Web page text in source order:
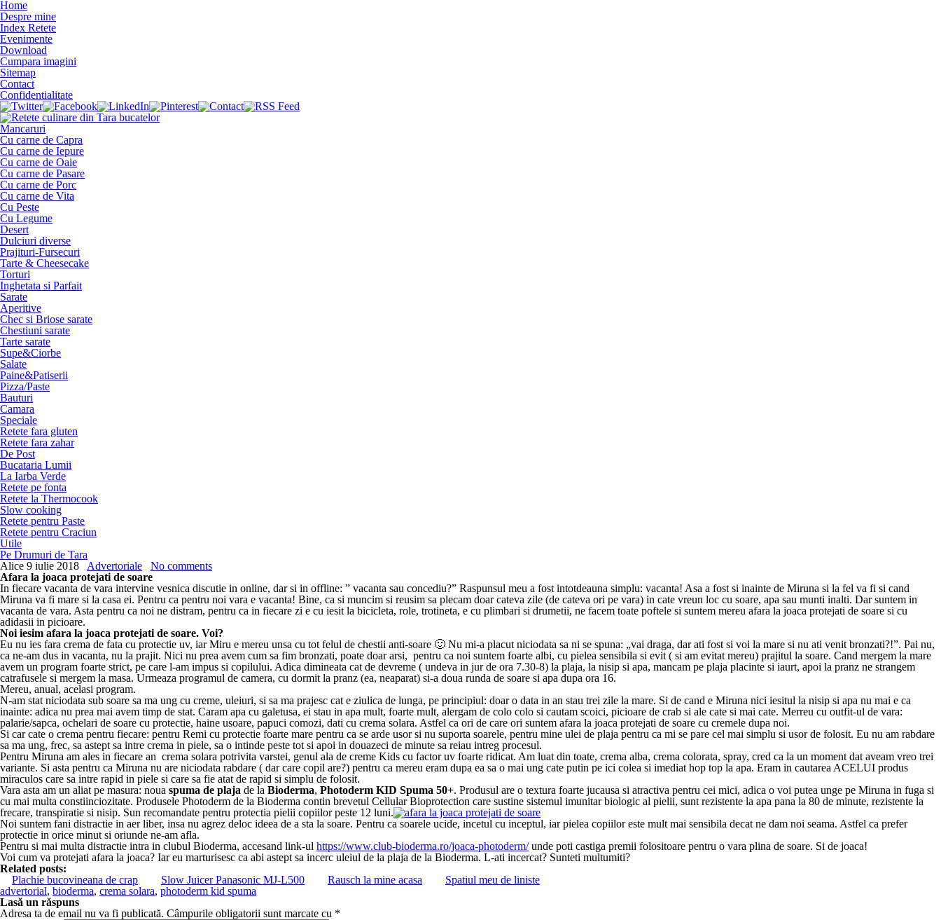
Home
Despre mine
Index Retete
Evenimente
Download
Cumpara imagini
Sitemap
Contact
Confidentialitate
Mancaruri
Cu carne de Capra
Cu carne de Iepure
Cu carne de Oaie
Cu carne de Pasare
Cu carne de Porc
Cu carne de Vita
Cu Peste
Cu Legume
Desert
Dulciuri diverse
Prajituri-Fursecuri
Tarte & Cheesecake
Torturi
Inghetata si Parfait
Sarate
Aperitive
Chec si Briose sarate
Chestiuni sarate
Tarte sarate
Supe&Ciorbe
Salate
Paine&Patiserii
Pizza/Paste
Bauturi
Camara
Speciale
Retete fara gluten
Retete fara zahar
De Post
Bucataria Lumii
La Iarba Verde
Retete pe fonta
Retete la Thermocook
Slow cooking
Retete pentru Paste
Retete pentru Craciun
Utile
Pe Drumuri de Tara
Alice 9 iulie 2018 Advertoriale
No comments
Afara la joaca protejati de soare
In fiecare vacanta de vara intervine vesnica discutie in online, dar si in offline: ” vacanta sau concediu?” Raspunsul meu a fost intotdeauna simplu: vacanta! Asa a fost si inainte de Miruna si la fel va fi si cand
Miruna va fi mare si la casa ei. Pentru ca pentru noi vara e vacanta! Bine, ca si muncim si reusim sa plecam doar cateva zile (de cateva ori pe vara) in cate vreun loc cu soare, apa sau munti inalti. Dar suntem in
vacanta de vara. Asta pentru ca noi ne distram, pentru ca in fiecare zi e cu iesit la bicicleta, role, trotineta, e cu plimbari si drumetii, ne facem toate poftele si suntem mereu afara la joaca protejati de soare si cu
adidasii in picioare.
Noi iesim afara la joaca protejati de soare. Voi?
Eu nu ies fara crema de fata cu protectie uv, iar Miru e mereu unsa cu tot felul de chestii anti-soare 🙂 Nu mi-a placut niciodata sa ni se spuna: „vai draga, dar ati fost si voi la mare si nu ati venit bronzati?!”. Pai nu,
ca ne-am dus in vacanta, nu la prajit. Nici nu prea avem cum sa fim bronzati, poate doar arsi, pentru ca noi suntem foarte albi, cu pielea sensibila si evit ( si am evitat mereu) prajitul la soare. Cand mergem la mare
avem un program foarte strict, pe care l-am impus si copilului. Adica dimineata cat de devreme ( undeva in jur de ora 7.30-8) la plaja, la nisip si apa, mancam pe plaja placinte si iaurt, apoi la pranz ne strangem
catrafusele si mergem la masa. Urmeaza programul de camera, cu dormit la pranz (ea, neaparat) si-a doua runda de soare si apa dupa ora 16.
Mereu, anual, acelasi program.
N-am stat niciodata sub soare sa ma ung cu creme, uleiuri, si sa ma prajesc cat e ziulica de lunga, pe principiul: doar o data in an stau trei zile la mare. Si de cand e Miruna nici iesitul la nisip si apa nu mai e ca
inainte: adica nu prea mai avem timp de stat. Caram apa cu galetusa, ei stau in apa mult, foarte mult, alergam de colo colo si cautam scoici, picioare de crab si ale cate si mai cate. Merreu cu outfit-ul de vara:
palarie/sapca, ochelari de soare cu protectie, haine usoare, papuci comozi, dati cu crema solara. Astfel ca ori de care ori suntem afara la joaca protejati de soare cu cremele dupa noi.
Si car cate o crema pentru fiecare: pentru Remi cu protectie foarte mare pentru ca se arde usor si nu suporta soarele, pentru mine ulei de plaja pentru ca mi se pare cel mai simplu si usor de folosit. Eu nu am rabdare
sa ma ung, frec, sa astept sa intre crema in piele, sa o intinde peste tot si apoi in douazeci de minute sa reiau intreg procesul.
Pentru Miruna am ales in fiecare an crema solara potrivita varstei, genul ala de creme Kids cu factor uv foarte ridicat. Am luat din toate, crema alba, crema colorata, spray, cred ca la un moment dat aveam vreo trei
variante. Si asta pentru ca Miruna nu are niciodata rabdare ( dar care copil are?) pentru ca mereu eram dupa ea sa o mai ung cate putin pe ici colea si imediat hop top la apa. Eram in cautarea ACELUI produs
miraculos care sa intre rapid in piele si care sa fie atat de rapid si simplu de folosit.
Vara asta am un aliat pe masura: noua spuma de plaja de la Bioderma, Photoderm KID Spuma 50+. Produsul are o textura foarte jucausa si atractiva pentru cei mici, adica o voi putea unge pe Miruna in fuga si
cu mai multa constiinciozitate. Produsele Photoderm de la Bioderma contin brevetul Cellular Bioprotection care sustine sistemul imunitar biologic al pielii, sunt rezistente la apa pana la 80 de minute, rezistente la
frecare, transpiratie si nisip. Sun recomandate pentru protectia pielii copiilor peste 12 luni.
Noi suntem fani distractie in aer liber, insa nu agrez deloc ideea de a sta la soare. Pentru ca soarele ucide, incetul cu inceptul, iar pielea copiilor este mult mai sensibila decat ne dam noi seama. Astfel ca prefer
protectie in orice minut si oriunde ne-am afla.
Pentru si mai multa distractie intra in clubul Bioderma, accesand link-ul https://www.club-bioderma.ro/joaca-photoderm/unde poti castiga premii folositoare pentru o vara plina de soare. Si de joaca!
Voi cum va protejati afara la joaca? Iar eu marturisesc ca abi astept sa incerc uleiul de la plaja de la Bioderma. L-ati incercat? Sunteti multumiti?
Related posts:
Plachie bucovineana de crap
Slow Juicer Panasonic MJ-L500 Rausch la mine acasa
Spatiul meu de liniste
advertorial, bioderma, crema solara, photoderm kid spuma
Lasă un răspuns
Adresa ta de email nu va fi publicată. Câmpurile obligatorii sunt marcate cu *